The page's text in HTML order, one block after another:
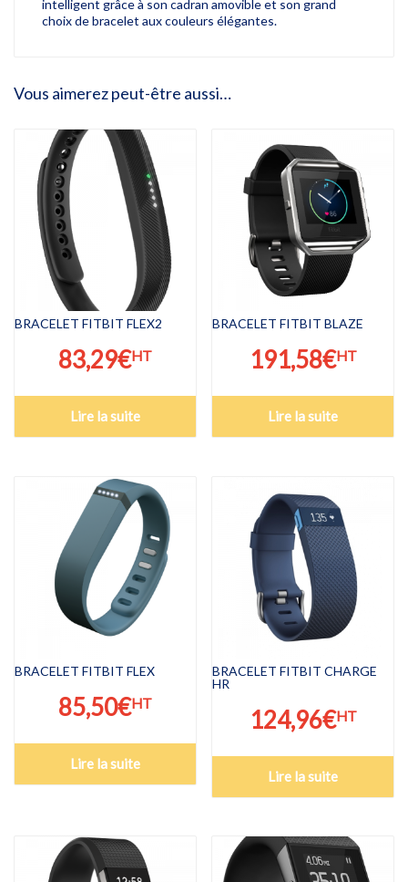
intelligent grâce à son cadran amovible et son grand
choix de bracelet aux couleurs élégantes.
Vous aimerez peut-être aussi…
BRACELET FITBIT FLEX2
83,29€HT
Lire la suite
BRACELET FITBIT BLAZE
191,58€HT
Lire la suite
BRACELET FITBIT FLEX
85,50€HT
Lire la suite
BRACELET FITBIT CHARGE
HR
124,96€HT
Lire la suite